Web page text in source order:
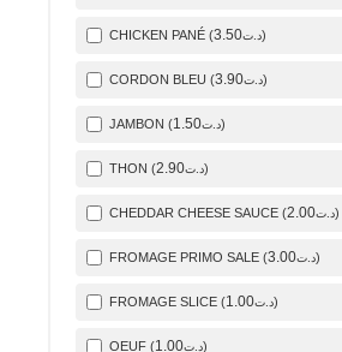
CHICKEN PANÉ ( د.ت 3.50 )
CORDON BLEU ( د.ت 3.90 )
JAMBON ( د.ت 1.50 )
THON ( د.ت 2.90 )
CHEDDAR CHEESE SAUCE ( د.ت 2.00 )
FROMAGE PRIMO SALE ( د.ت 3.00 )
FROMAGE SLICE ( د.ت 1.00 )
OEUF ( د.ت 1.00 )